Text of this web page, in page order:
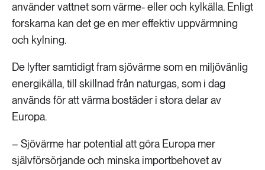
använder vattnet som värme- eller och kylkälla. Enligt
forskarna kan det ge en mer effektiv uppvärmning
och kylning.
De lyfter samtidigt fram sjövärme som en miljövänlig
energikälla, till skillnad från naturgas, som i dag
används för att värma bostäder i stora delar av
Europa.
– Sjövärme har potential att göra Europa mer
självförsörjande och minska importbehovet av